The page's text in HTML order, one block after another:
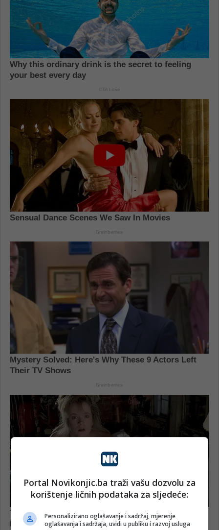
Portal Novikonjic.ba traži vašu dozvolu za
korištenje ličnih podataka za sljedeće:
Personalizirano oglašavanje i sadržaj, mjerenje
oglašavanja i sadržaja, uvidi u publiku i razvoj usluga